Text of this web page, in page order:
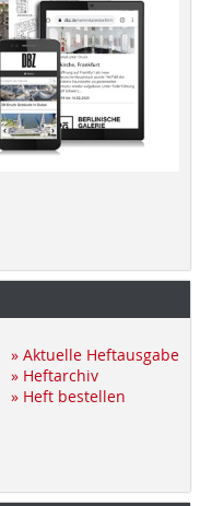
» Aktuelle Heftausgabe
» Heftarchiv
» Heft bestellen